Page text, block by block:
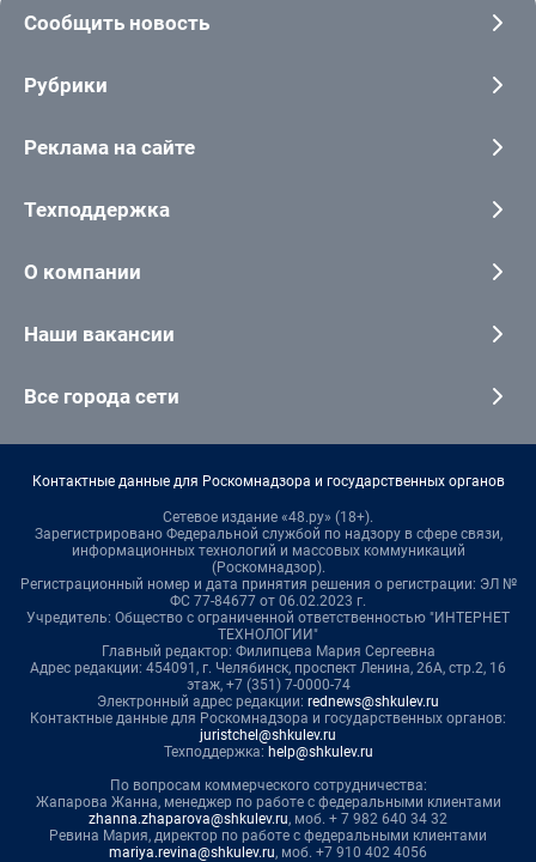
Сообщить новость
Рубрики
Реклама на сайте
Техподдержка
О компании
Наши вакансии
Все города сети
Контактные данные для Роскомнадзора и государственных органов
Сетевое издание «48.ру» (18+).
Зарегистрировано Федеральной службой по надзору в сфере связи,
информационных технологий и массовых коммуникаций
(Роскомнадзор).
Регистрационный номер и дата принятия решения о регистрации: ЭЛ №
ФС 77-84677 от 06.02.2023 г.
Учредитель: Общество с ограниченной ответственностью "ИНТЕРНЕТ
ТЕХНОЛОГИИ"
Главный редактор: Филипцева Мария Сергеевна
Адрес редакции: 454091, г. Челябинск, проспект Ленина, 26А, стр.2, 16
этаж, +7 (351) 7-0000-74
Электронный адрес редакции: rednews@shkulev.ru
Контактные данные для Роскомнадзора и государственных органов:
juristchel@shkulev.ru
Техподдержка: help@shkulev.ru
По вопросам коммерческого сотрудничества:
Жапарова Жанна, менеджер по работе с федеральными клиентами
zhanna.zhaparova@shkulev.ru, моб. + 7 982 640 34 32
Ревина Мария, директор по работе с федеральными клиентами
mariya.revina@shkulev.ru, моб. +7 910 402 4056